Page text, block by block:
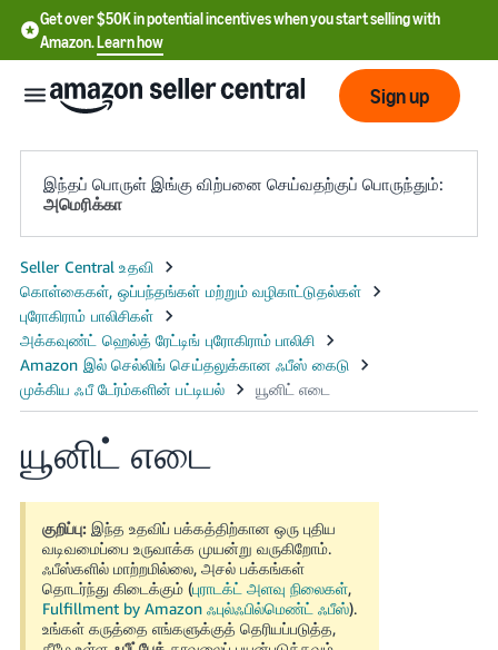
Get over $50K in potential incentives when you start selling with
Amazon.Learn how
English
- US
中
文
-
한
국
어
-
KR
Français
Sign up
இந்தப் பொருள் இங்கு விற்பனை செய்வதற்குப் பொருந்தும்:
அமெரிக்கா
யூனிட் எடை
குறிப்பு: இந்த உதவிப் பக்கத்திற்கான ஒரு புதிய
வடிவமைப்பை உருவாக்க முயன்று வருகிறோம்.
ஃபீஸ்களில் மாற்றமில்லை, அசல் பக்கங்கள்
தொடர்ந்து கிடைக்கும் (புராடக்ட் அளவு நிலைகள்,
Fulfillment by Amazon ஃபுல்ஃபில்மெண்ட் ஃபீஸ்).
உங்கள் கருத்தை எங்களுக்குத் தெரியப்படுத்த,